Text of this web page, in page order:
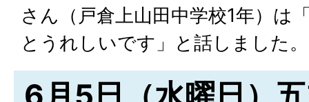
さん（戸倉上山田中学校1年）は
とうれしいです」と話しました。